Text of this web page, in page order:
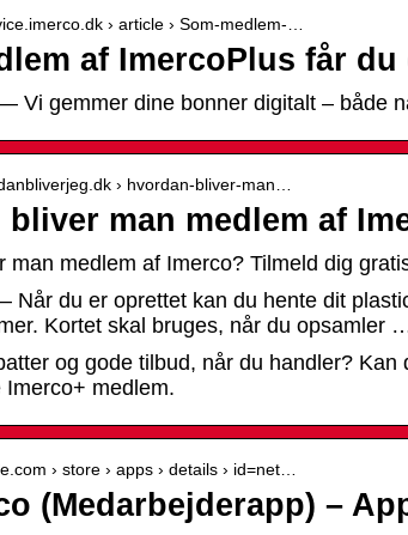
› article › Som-medlem-…
af ImercoPlus får
Vi gemmer dine bonner digitalt – både
› hvordan-bliver-man…
bliver man medlem af
man medlem af Imerco? Tilmeld dig
Når du er oprettet kan du hente dit
Kortet skal bruges, når du opsamler
og gode tilbud, når du handler?
medlem.
› store › apps › details › id=net…
(Medarbejderapp) –